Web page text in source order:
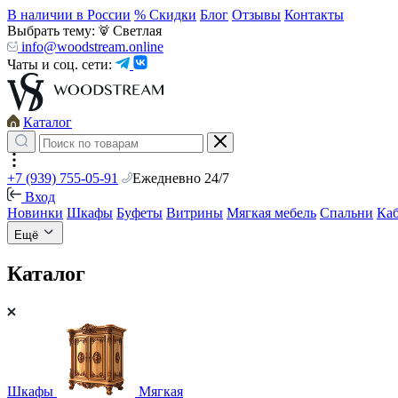
В наличии в России % Скидки Блог Отзывы Контакты
Выбрать тему:
Светлая
info@woodstream.online
Чаты и соц. сети:
Каталог
+7 (939) 755-05-91
Ежедневно 24/7
Вход
Новинки Шкафы Буфеты Витрины Мягкая мебель Спальни
Ещё
Каталог
Шкафы Мягкая